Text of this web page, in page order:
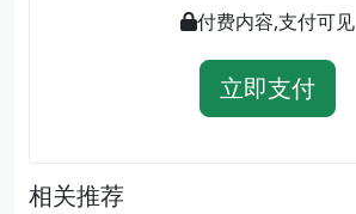
付费内容,支付可见
立即支付
相关推荐